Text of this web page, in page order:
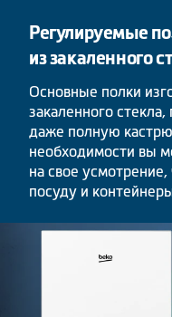
Регулируемые
из закаленного
Основные полки
закаленного
даже полную
необходимости вы
на свое
посуду и